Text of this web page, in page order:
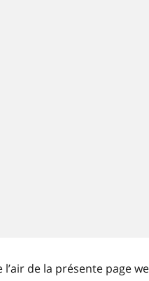
de la présente page